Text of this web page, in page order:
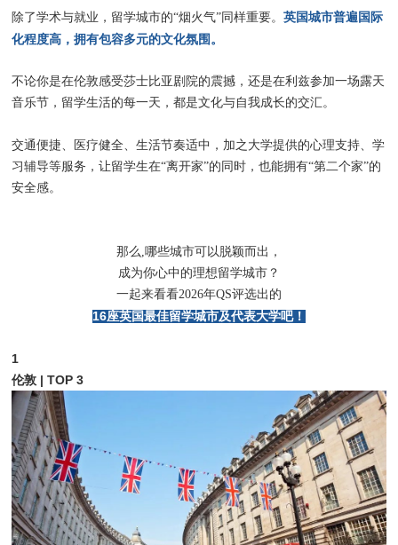
除了学术与就业，留学城市的“烟火气”同样重要。英国城市普遍国际
化程度高，拥有包容多元的文化氛围。
不论你是在伦敦感受莎士比亚剧院的震撼，还是在利兹参加一场露天
音乐节，留学生活的每一天，都是文化与自我成长的交汇。
交通便捷、医疗健全、生活节奏适中，加之大学提供的心理支持、学
习辅导等服务，让留学生在“离开家”的同时，也能拥有“第二个家”的
安全感。
那么,哪些城市可以脱颖而出，
成为你心中的理想留学城市？
一起来看看2026年QS评选出的
16座英国最佳留学城市及代表大学吧！
1
伦敦 | TOP 3